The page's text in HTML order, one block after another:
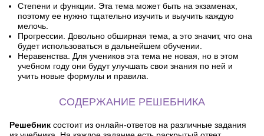
Степени и функции. Эта тема может быть на экзаменах,
поэтому ее нужно тщательно изучить и выучить каждую
мелочь.
Прогрессии. Довольно обширная тема, а это значит, что она
будет использоваться в дальнейшем обучении.
Неравенства. Для учеников эта тема не новая, но в этом
учебном году они будут улучшать свои знания по ней и
учить новые формулы и правила.
СОДЕРЖАНИЕ РЕШЕБНИКА
Решебник состоит из онлайн-ответов на различные задания